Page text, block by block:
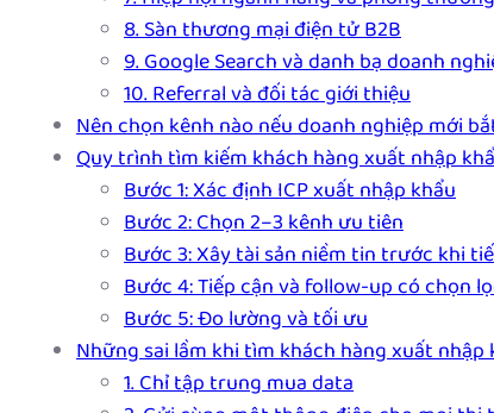
8. Sàn thương mại điện tử B2B
9. Google Search và danh bạ doanh
10. Referral và đối tác giới thiệu
Nên chọn kênh nào nếu doanh nghiệp mới
Quy trình tìm kiếm khách hàng xuất nhập
Bước 1: Xác định ICP xuất nhập khẩu
Bước 2: Chọn 2–3 kênh ưu tiên
Bước 3: Xây tài sản niềm tin trước khi
Bước 4: Tiếp cận và follow-up có chọn
Bước 5: Đo lường và tối ưu
Những sai lầm khi tìm khách hàng xuất nhập
1. Chỉ tập trung mua data